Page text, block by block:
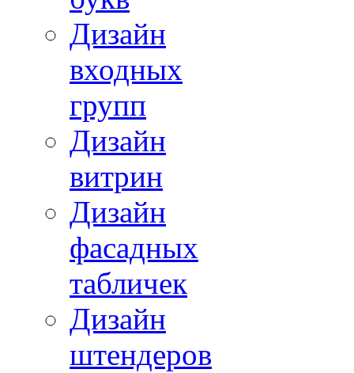
Дизайн
входных
групп
Дизайн
витрин
Дизайн
фасадных
табличек
Дизайн
штендеров